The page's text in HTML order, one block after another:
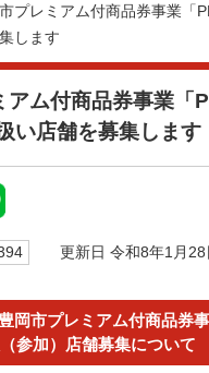
プレミアム付商品券事業「
します
アム付商品券事業「
い店舗を募集します
更新日 令和8年1月28
岡市プレミアム付商品券
参加）店舗募集について